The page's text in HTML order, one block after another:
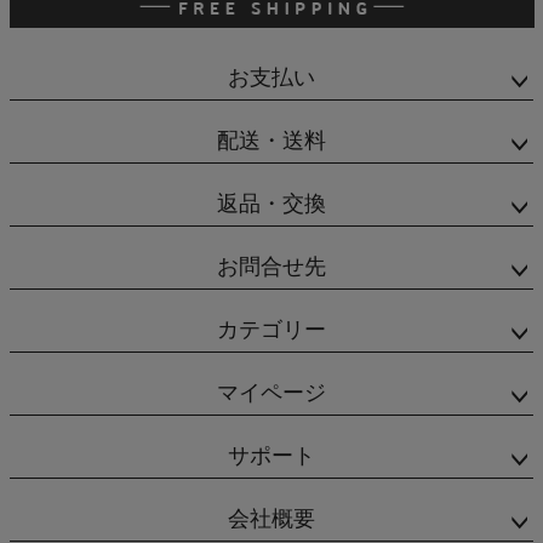
お支払い
配送・送料
返品・交換
お問合せ先
カテゴリー
マイページ
サポート
会社概要